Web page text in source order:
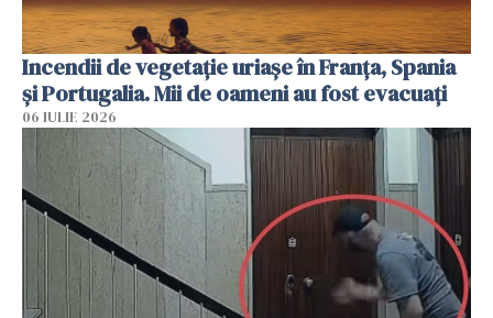
Incendii de vegetație uriașe în Franța, Spania
și Portugalia. Mii de oameni au fost evacuați
06 IULIE 2026